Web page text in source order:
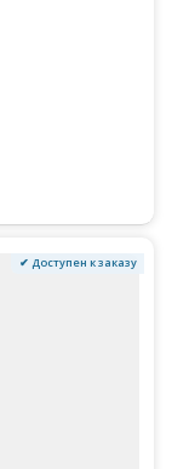
✔ Доступен к заказу